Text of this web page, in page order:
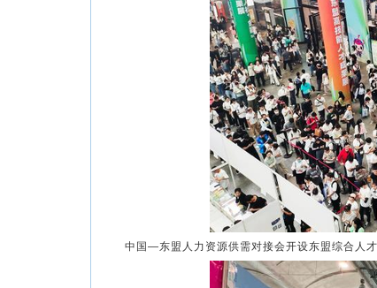
中国—东盟人力资源供需对接会开设东盟综合人